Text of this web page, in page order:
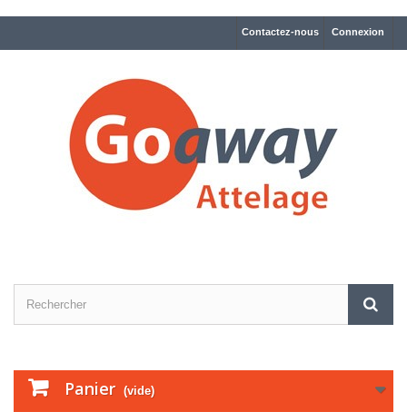
Connexion
Contactez-nous
Panier (vide)